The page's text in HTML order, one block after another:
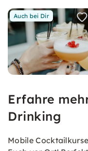
Auch bei Dir
Erfahre
Drinking
Mobile